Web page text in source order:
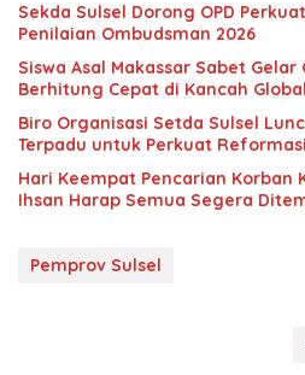
Sekda Sulsel Dorong OPD
Penilaian Ombudsman 2026
Siswa Asal Makassar Sabet Gelar
Berhitung Cepat di Kancah Global
Biro Organisasi Setda Sulsel
Terpadu untuk Perkuat
Hari Keempat Pencarian Korban
Ihsan Harap Semua Segera
Pemprov Sulsel